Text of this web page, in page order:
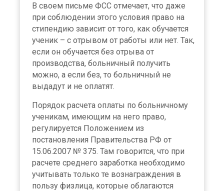
В своем письме ФСС отмечает, что даже
при соблюдении этого условия право на
стипендию зависит от того, как обучается
ученик – с отрывом от работы или нет. Так,
если он обучается без отрыва от
производства, больничный получить
можно, а если без, то больничный не
выдадут и не оплатят.
Порядок расчета оплаты по больничному
ученикам, имеющим на него право,
регулируется Положением из
постановления Правительства РФ от
15.06.2007 № 375. Там говорится, что при
расчете среднего заработка необходимо
учитывать только те вознаграждения в
пользу физлица, которые облагаются